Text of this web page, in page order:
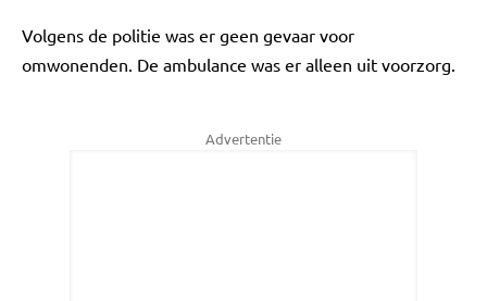
Volgens de politie was er geen gevaar voor
omwonenden. De ambulance was er alleen uit voorzorg.
Advertentie